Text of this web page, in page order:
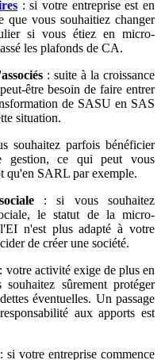
: si votre entreprise est en
que vous souhaitiez changer
si vous étiez en micro-
les plafonds de CA.
: suite à la croissance
être besoin de faire entrer
de SASU en SAS
situation.
souhaitez parfois bénéficier
gestion, ce qui peut vous
qu'en SARL par exemple.
: si vous souhaitez
le statut de la micro-
n'est plus adapté à votre
de créer une société.
: votre activité exige de plus en
sûrement protéger
éventuelles. Un passage
aux apports est
: si votre entreprise commence